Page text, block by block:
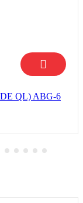
QL) ABG-6